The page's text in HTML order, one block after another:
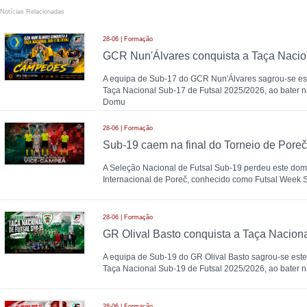
Notícias Relacionadas
28-06 | Formação
A equipa de Sub-17 do GCR Nun'Álvares sagrou-se
Taça Nacional Sub-17 de Futsal 2025/2026, ao bater
Domu
28-06 | Formação
A Seleção Nacional de Futsal Sub-19 perdeu este
Internacional de Poreč, conhecido como Futsal Week
28-06 | Formação
A equipa de Sub-19 do GR Olival Basto sagrou-se
Taça Nacional Sub-19 de Futsal 2025/2026, ao bater